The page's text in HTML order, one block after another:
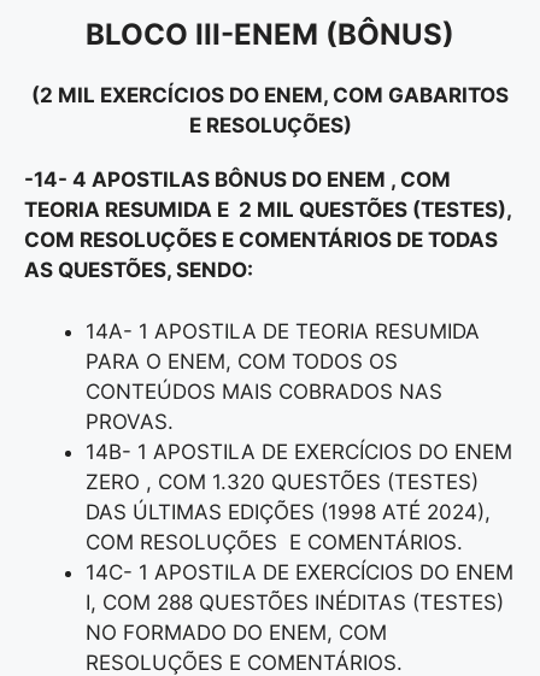
BLOCO III-ENEM (BÔNUS)
(2 MIL EXERCÍCIOS DO ENEM, COM GABARITOS
E RESOLUÇÕES)
-14- 4 APOSTILAS BÔNUS DO ENEM , COM
TEORIA RESUMIDA E 2 MIL QUESTÕES (TESTES),
COM RESOLUÇÕES E COMENTÁRIOS DE TODAS
AS QUESTÕES, SENDO:
14A- 1 APOSTILA DE TEORIA RESUMIDA
PARA O ENEM, COM TODOS OS
CONTEÚDOS MAIS COBRADOS NAS
PROVAS.
14B- 1 APOSTILA DE EXERCÍCIOS DO ENEM
ZERO , COM 1.320 QUESTÕES (TESTES)
DAS ÚLTIMAS EDIÇÕES (1998 ATÉ 2024),
COM RESOLUÇÕES E COMENTÁRIOS.
14C- 1 APOSTILA DE EXERCÍCIOS DO ENEM
I, COM 288 QUESTÕES INÉDITAS (TESTES)
NO FORMADO DO ENEM, COM
RESOLUÇÕES E COMENTÁRIOS.